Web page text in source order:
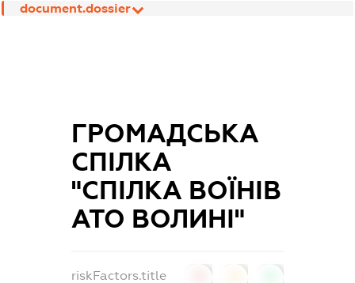
document.dossier
ГРОМАДСЬКА
СПІЛКА
"СПІЛКА ВОЇНІВ
АТО ВОЛИНІ"
riskFactors.title